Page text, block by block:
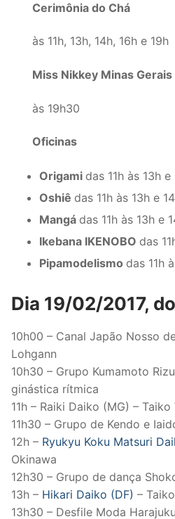
Cerimônia do Chá
às 11h, 13h, 14h, 16h e 19h
Miss Nikkey Minas Gerais
às 19h30
Oficinas
Origami das 11h às 13h
Oshiê das 11h às 13h e
Mangá das 11h às 13h e
Ikebana IKENOBO das
Pipamodelismo das 11h
Dia 19/02/2017,
10h00 – Canal Japão Nosso
Lohgann
10h30 – Grupo Kumamoto
ginástica rítmica
11h – Raiki Daiko (MG) – Taiko
11h30 – Grupo de Kendo e
12h – Ryukyu Koku Matsuri
Okinawa
12h30 – Grupo de dança
13h – Hikari Daiko (DF) –
13h30 – Desfile Moda